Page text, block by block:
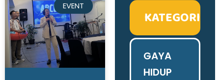
EVENT
KATEGORI
GAYA
HIDUP